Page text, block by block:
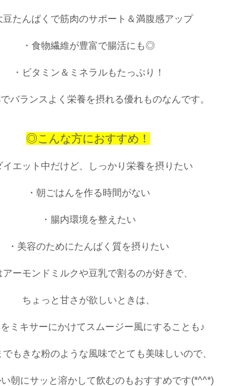
豆たんぱくで筋肉のサポート＆満腹感アップ
・食物繊維が豊富で腸活にも◎
・ビタミン＆ミネラルもたっぷり！
バランスよく栄養を摂れる優れものなんです。
◎こんな方におすすめ！
イエット中だけど、しっかり栄養を摂りたい
・朝ごはんを作る時間がない
・腸内環境を整えたい
・美容のためにたんぱく質を摂りたい
アーモンドミルクや豆乳で割るのが好きで、
ちょっと甘さが欲しいときは、
ミキサーにかけてスムージー風にすることも♪
でもきな粉のような風味でとても美味しいので、
朝にサッと溶かして飲むのもおすすめです(*^^*)